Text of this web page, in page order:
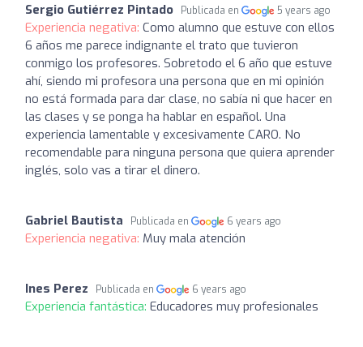
Sergio Gutiérrez Pintado Publicada en 5 years ago
Experiencia negativa: Como alumno que estuve con ellos
6 años me parece indignante el trato que tuvieron
conmigo los profesores. Sobretodo el 6 año que estuve
ahí, siendo mi profesora una persona que en mi opinión
no está formada para dar clase, no sabía ni que hacer en
las clases y se ponga ha hablar en español. Una
experiencia lamentable y excesivamente CARO. No
recomendable para ninguna persona que quiera aprender
inglés, solo vas a tirar el dinero.
Gabriel Bautista Publicada en 6 years ago
Experiencia negativa: Muy mala atención
Ines Perez Publicada en 6 years ago
Experiencia fantástica: Educadores muy profesionales